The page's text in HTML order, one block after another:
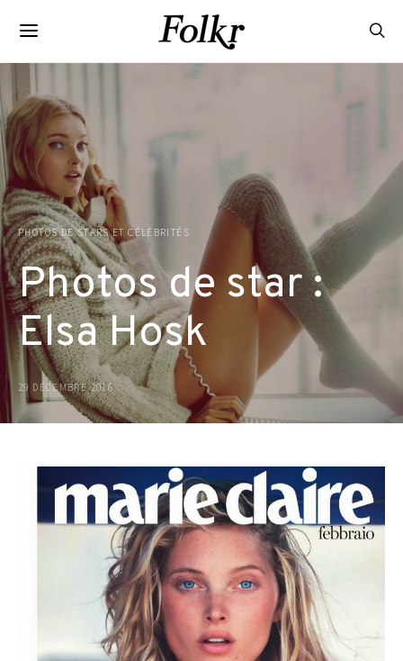
PHOTOS DE STARS ET CÉLÉBRITÉS
Photos de star :
Elsa Hosk
29 DÉCEMBRE 2016